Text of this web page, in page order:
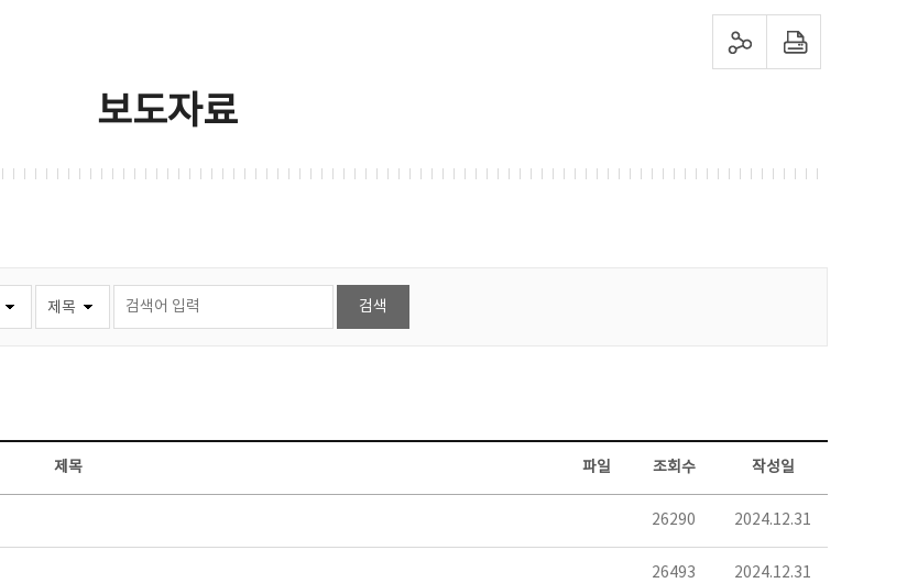
sns 공유하기 프린트하기
보도자료
제목 파일 조회수 작성일
26290 2024.12.31
26493 2024.12.31